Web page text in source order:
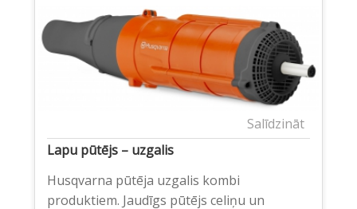
Salīdzināt
Lapu pūtējs – uzgalis
Husqvarna pūtēja uzgalis kombi
produktiem. Jaudīgs pūtējs celiņu un